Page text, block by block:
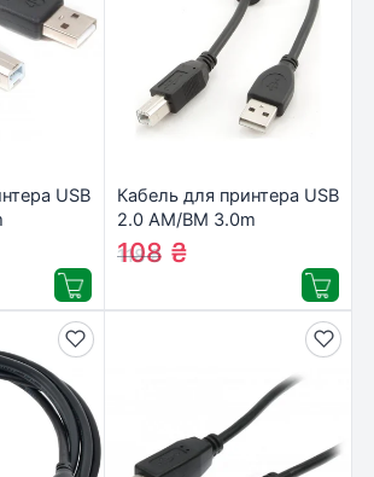
USB
Кабель для принтера USB
2.0 AM/BM 3.0m
Cablexpert (CCF-USB2-
AMBM-10)
118₴
108 ₴